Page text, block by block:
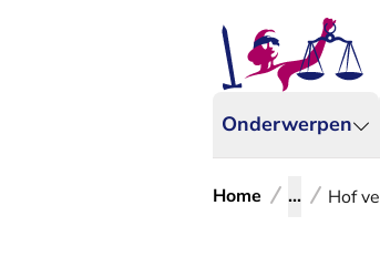
Onderwerpen
Home ... Hof